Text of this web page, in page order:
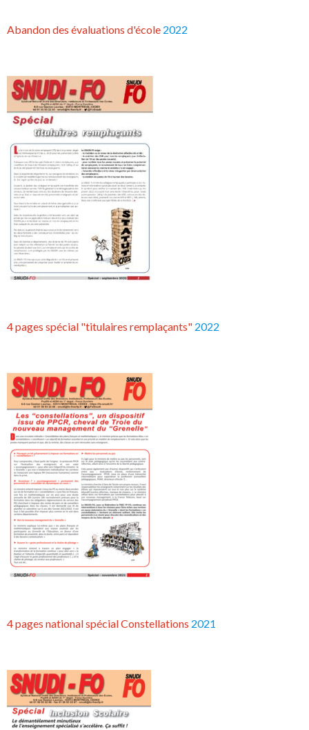
Abandon des évaluations d'école 2022
4 pages spécial "titulaires remplaçants" 2022
4 pages national spécial Constellations 2021